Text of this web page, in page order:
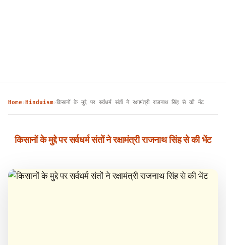
Home› Hinduism›किसानों के मुद्दे पर सर्वधर्म संतों ने रक्षामंत्री राजनाथ सिंह से की भेंट
किसानों के मुद्दे पर सर्वधर्म संतों ने रक्षामंत्री राजनाथ सिंह से की भेंट